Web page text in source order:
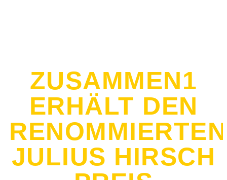
ZUSAMMEN1
ERHÄLT DEN
RENOMMIERTEN
JULIUS HIRSCH